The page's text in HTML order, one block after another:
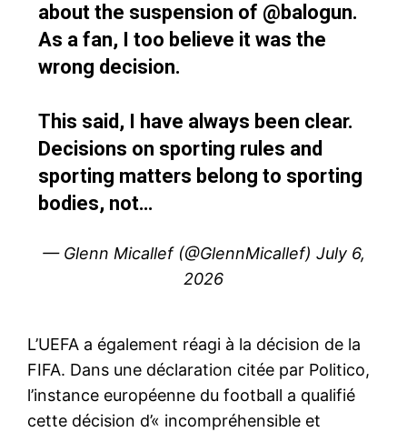
about the suspension of @balogun.
As a fan, I too believe it was the
wrong decision.
This said, I have always been clear.
Decisions on sporting rules and
sporting matters belong to sporting
bodies, not…
— Glenn Micallef (@GlennMicallef) July 6,
2026
L’UEFA a également réagi à la décision de la
FIFA. Dans une déclaration citée par Politico,
l’instance européenne du football a qualifié
cette décision d’« incompréhensible et